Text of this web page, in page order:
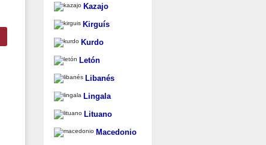
Kazajo
Kirguís
Kurdo
Letón
Libanés
Lingala
Lituano
Macedonio